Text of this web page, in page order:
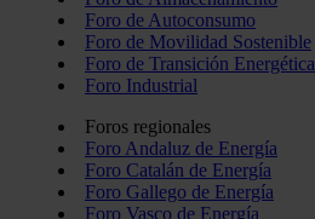
Foro de Autoconsumo
Foro de Movilidad Sostenible
Foro de Transición Energética
Foro Industrial
Foros regionales
Foro Andaluz de Energía
Foro Catalán de Energía
Foro Gallego de Energía
Foro Vasco de Energía